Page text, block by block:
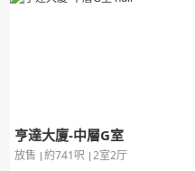
亨達大廈-中層G室
放售 約741呎 2室2厅